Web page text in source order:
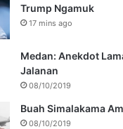
Trump Ngamuk
17 mins ago
Medan: Anekdot
Jalanan
08/10/2019
Buah Simalakama
08/10/2019